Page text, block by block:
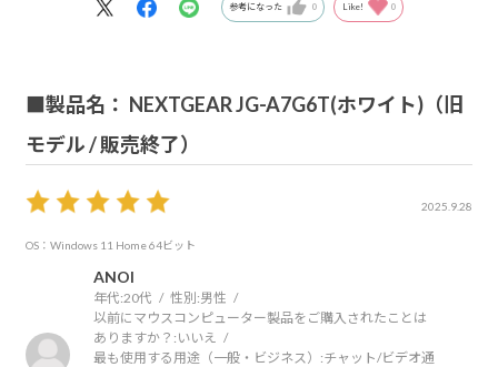
参考になった 0 Like! 0
■製品名： NEXTGEAR JG-A7G6T(ホワイト)（旧
モデル / 販売終了）
2025.9.28
OS：Windows 11 Home 64ビット
ANOI
年代:20代 性別:男性
以前にマウスコンピューター製品をご購入されたことは
ありますか？: いいえ
最も使用する用途（一般・ビジネス）:チャット/ビデオ通